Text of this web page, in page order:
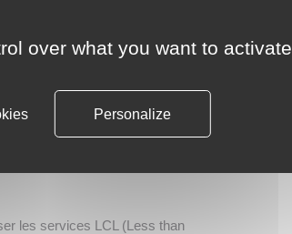
les services LCL (Less than
over what you want to activate
Personalize